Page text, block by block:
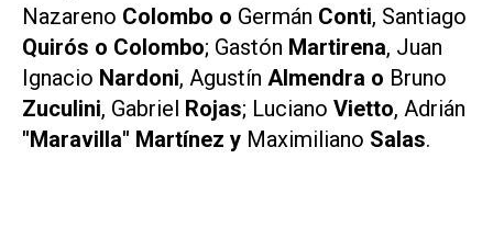
Nazareno Colombo o Germán Conti, Santiago
Quirós o Colombo; Gastón Martirena, Juan
Ignacio Nardoni, Agustín Almendra o Bruno
Zuculini, Gabriel Rojas; Luciano Vietto, Adrián
"Maravilla" Martínez y Maximiliano Salas.